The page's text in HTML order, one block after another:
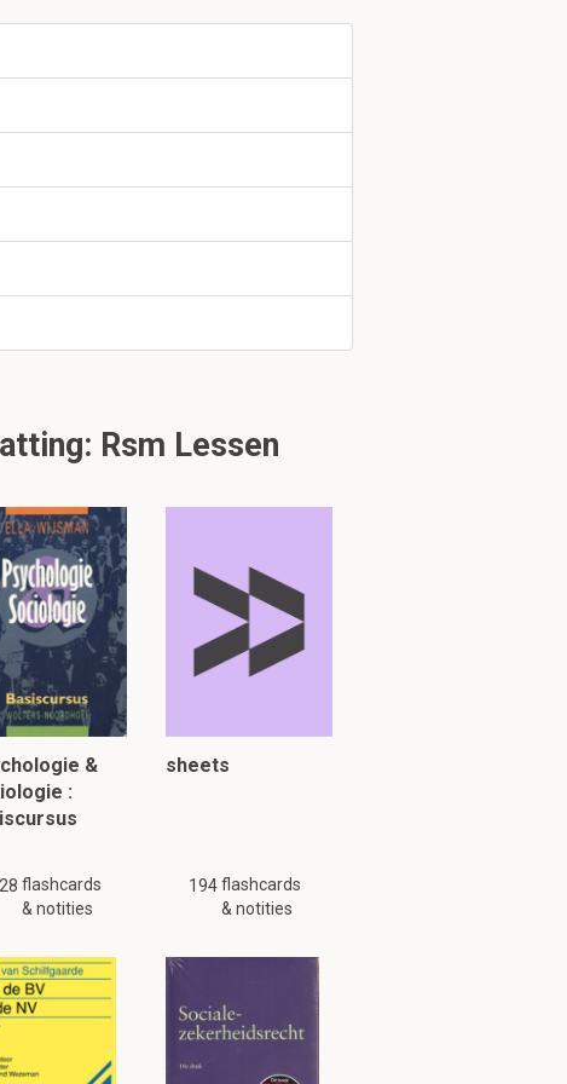
wijzen duiden
Rsm Lessen
&
:
flashcards
& notities
sheets
194flashcards
& notities